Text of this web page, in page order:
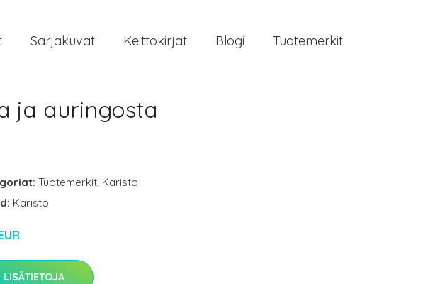
Sarjakuvat Keittokirjat Blogi Tuotemerkit
ja auringosta
Tuotemerkit, Karisto
Karisto
LISÄTIETOJA